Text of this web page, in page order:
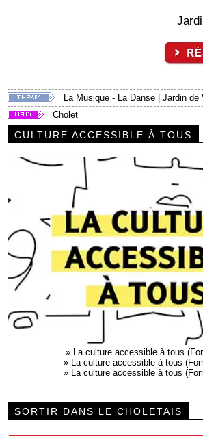
La Musique - La Danse |Jardin de
Cholet
CULTURE ACCESSIBLE À TOUS
» La culture accessible à tous
» La culture accessible à tous
» La culture accessible à tous
SORTIR DANS LE CHOLETAIS